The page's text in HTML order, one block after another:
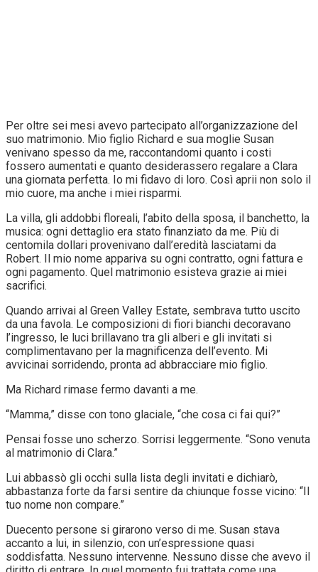
Per oltre sei mesi avevo partecipato all’organizzazione del
suo matrimonio. Mio figlio Richard e sua moglie Susan
venivano spesso da me, raccontandomi quanto i costi
fossero aumentati e quanto desiderassero regalare a Clara
una giornata perfetta. Io mi fidavo di loro. Così aprii non solo il
mio cuore, ma anche i miei risparmi.
La villa, gli addobbi floreali, l’abito della sposa, il banchetto, la
musica: ogni dettaglio era stato finanziato da me. Più di
centomila dollari provenivano dall’eredità lasciatami da
Robert. Il mio nome appariva su ogni contratto, ogni fattura e
ogni pagamento. Quel matrimonio esisteva grazie ai miei
sacrifici.
Quando arrivai al Green Valley Estate, sembrava tutto uscito
da una favola. Le composizioni di fiori bianchi decoravano
l’ingresso, le luci brillavano tra gli alberi e gli invitati si
complimentavano per la magnificenza dell’evento. Mi
avvicinai sorridendo, pronta ad abbracciare mio figlio.
Ma Richard rimase fermo davanti a me.
“Mamma,” disse con tono glaciale, “che cosa ci fai qui?”
Pensai fosse uno scherzo. Sorrisi leggermente. “Sono venuta
al matrimonio di Clara.”
Lui abbassò gli occhi sulla lista degli invitati e dichiarò,
abbastanza forte da farsi sentire da chiunque fosse vicino: “Il
tuo nome non compare.”
Duecento persone si girarono verso di me. Susan stava
accanto a lui, in silenzio, con un’espressione quasi
soddisfatta. Nessuno intervenne. Nessuno disse che avevo il